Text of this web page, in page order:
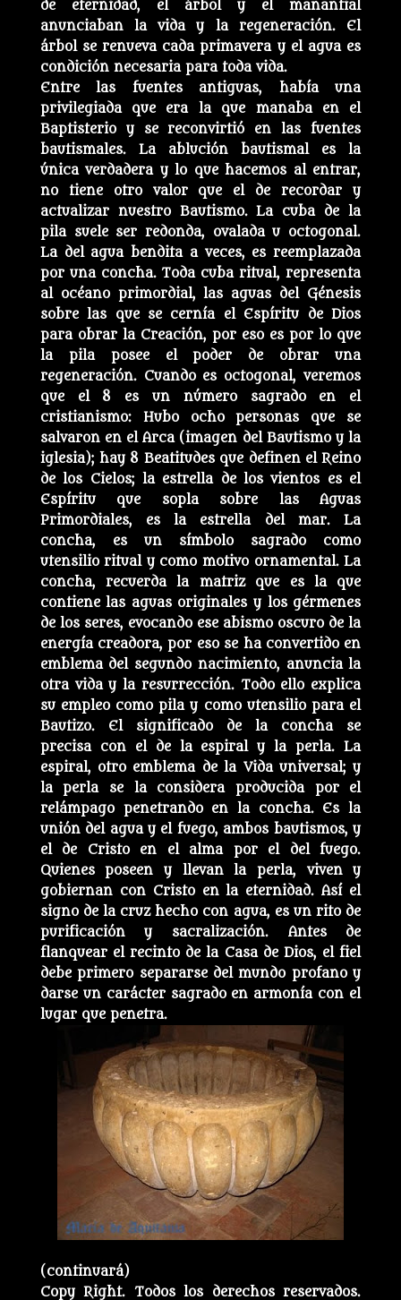
de eternidad, el árbol y el manantial
anunciaban la vida y la regeneración. El
árbol se renueva cada primavera y el agua es
condición necesaria para toda vida.
Entre las fuentes antiguas, había una
privilegiada que era la que manaba en el
Baptisterio y se reconvirtió en las fuentes
bautismales. La ablución bautismal es la
única verdadera y lo que hacemos al entrar,
no tiene otro valor que el de recordar y
actualizar nuestro Bautismo. La cuba de la
pila suele ser redonda, ovalada u octogonal.
La del agua bendita a veces, es reemplazada
por una concha. Toda cuba ritual, representa
al océano primordial, las aguas del Génesis
sobre las que se cernía el Espíritu de Dios
para obrar la Creación, por eso es por lo que
la pila posee el poder de obrar una
regeneración. Cuando es octogonal, veremos
que el 8 es un número sagrado en el
cristianismo: Hubo ocho personas que se
salvaron en el Arca (imagen del Bautismo y la
iglesia); hay 8 Beatitudes que definen el Reino
de los Cielos; la estrella de los vientos es el
Espíritu que sopla sobre las Aguas
Primordiales, es la estrella del mar. La
concha, es un símbolo sagrado como
utensilio ritual y como motivo ornamental. La
concha, recuerda la matriz que es la que
contiene las aguas originales y los gérmenes
de los seres, evocando ese abismo oscuro de la
energía creadora, por eso se ha convertido en
emblema del segundo nacimiento, anuncia la
otra vida y la resurrección. Todo ello explica
su empleo como pila y como utensilio para el
Bautizo. El significado de la concha se
precisa con el de la espiral y la perla. La
espiral, otro emblema de la Vida universal; y
la perla se la considera producida por el
relámpago penetrando en la concha. Es la
unión del agua y el fuego, ambos bautismos, y
el de Cristo en el alma por el del fuego.
Quienes poseen y llevan la perla, viven y
gobiernan con Cristo en la eternidad. Así el
signo de la cruz hecho con agua, es un rito de
purificación y sacralización. Antes de
flanquear el recinto de la Casa de Dios, el fiel
debe primero separarse del mundo profano y
darse un carácter sagrado en armonía con el
lugar que penetra.
(continuará)
Copy Right. Todos los derechos reservados.